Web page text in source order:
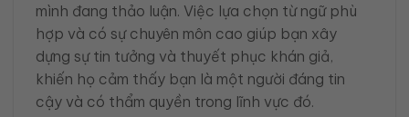
mình đang thảo luận. Việc lựa chọn từ ngữ phù
hợp và có sự chuyên môn cao giúp bạn xây
dựng sự tin tưởng và thuyết phục khán giả,
khiến họ cảm thấy bạn là một người đáng tin
cậy và có thẩm quyền trong lĩnh vực đó.